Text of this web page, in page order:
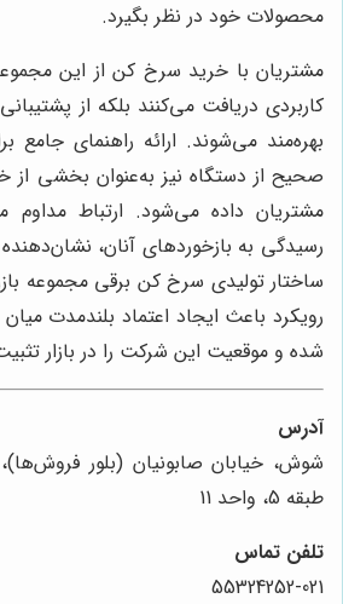
محصولات خود در نظر بگیرد.
مشتریان با خرید سرخ کن از این
کاربردی دریافت می‌کنند بلکه از
بهره‌مند می‌شوند. ارائه راهنمای جامع
صحیح از دستگاه نیز به‌عنوان بخشی
مشتریان داده می‌شود. ارتباط مداوم
رسیدگی به بازخوردهای آنان،
ساختار تولیدی سرخ کن برقی مجموعه
رویکرد باعث ایجاد اعتماد بلندمدت
شده و موقعیت این شرکت را در بازار
آدرس
شوش، خیابان صابونیان (بلور
طبقه 5، واحد 11
تلفن تماس
55324252-021